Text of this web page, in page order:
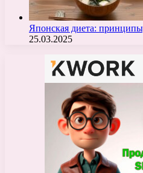
Японская диета:
25.03.2025